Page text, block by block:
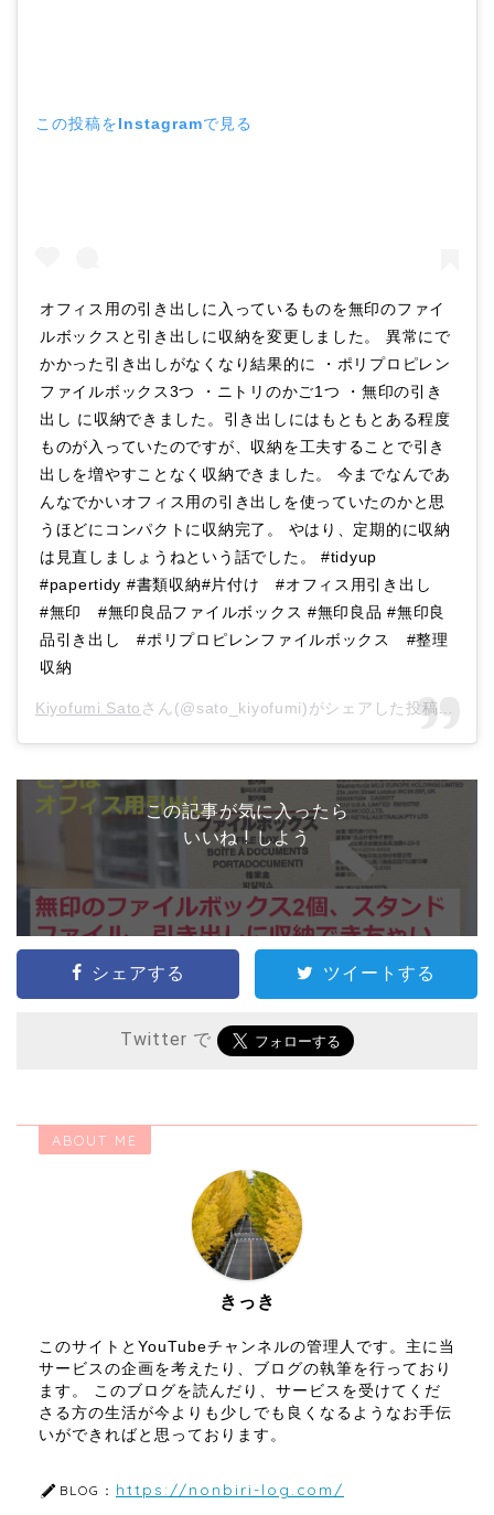
この投稿をInstagramで見る
オフィス用の引き出しに入っているものを無印のファイ
ルボックスと引き出しに収納を変更しました。 異常にで
かかった引き出しがなくなり結果的に ・ポリプロピレン
ファイルボックス3つ ・ニトリのかご1つ ・無印の引き
出し に収納できました。引き出しにはもともとある程度
ものが入っていたのですが、収納を工夫することで引き
出しを増やすことなく収納できました。 今までなんであ
んなでかいオフィス用の引き出しを使っていたのかと思
うほどにコンパクトに収納完了。 やはり、定期的に収納
は見直しましょうねという話でした。 #tidyup
#papertidy #書類収納#片付け #オフィス用引き出し
#無印 #無印良品ファイルボックス #無印良品 #無印良
品引き出し #ポリプロピレンファイルボックス #整理
収納
Kiyofumi Sato さん(@sato_kiyofumi)がシェアした投稿 –
この記事が気に入ったら
いいね ! しよう
シェアする ツイートする
Twitter で
ABOUT ME
きっき
このサイトとYouTubeチャンネルの管理人です。主に当
サービスの企画を考えたり、ブログの執筆を行っており
ます。 このブログを読んだり、サービスを受けてくだ
さる方の生活が今よりも少しでも良くなるようなお手伝
いができればと思っております。
BLOG： https://nonbiri-log.com/